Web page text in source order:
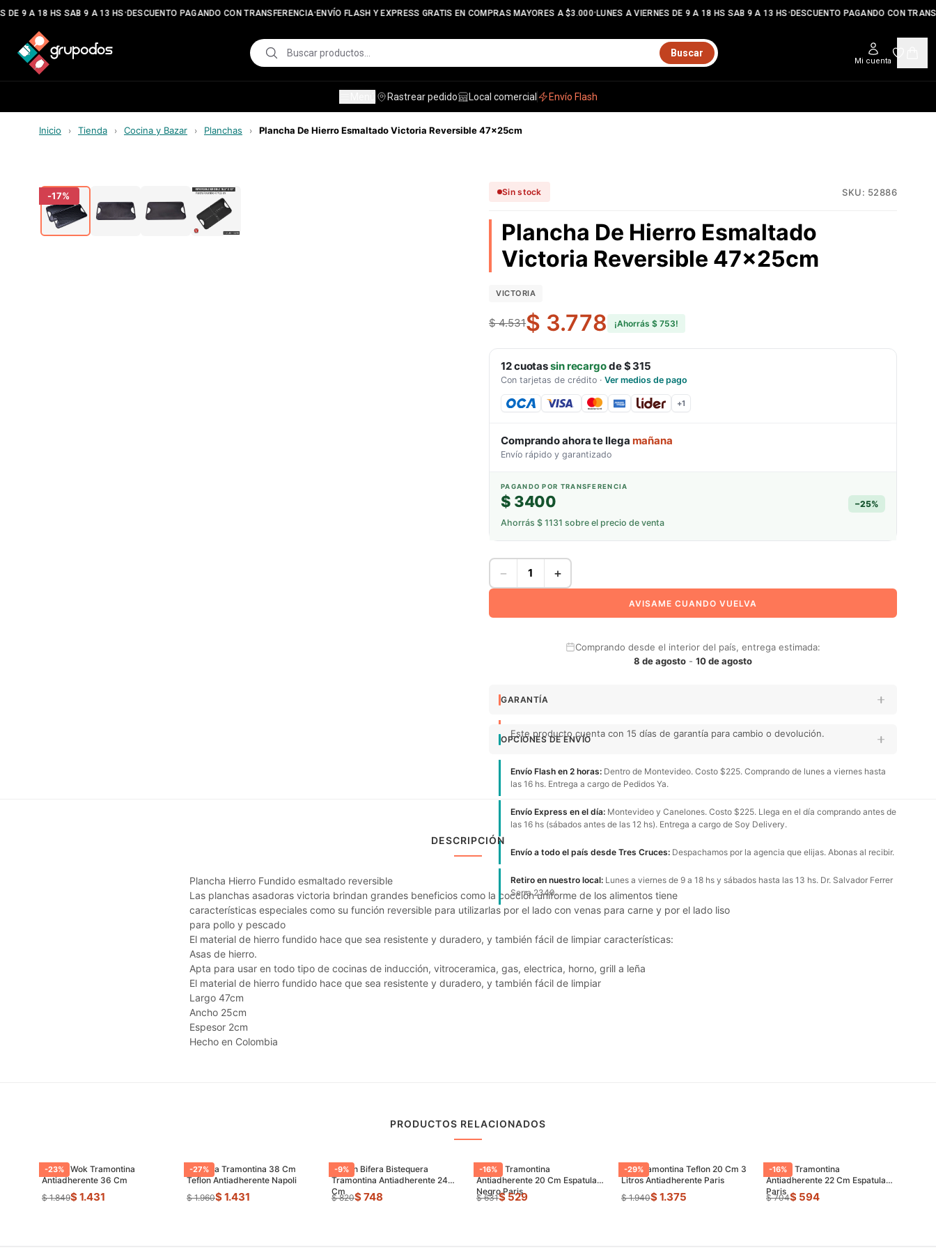
DE 9 A 18 HS SAB 9 A 13 HS•DESCUENTO PAGANDO CON TRANSFERENCIA•ENVÍO FLASH Y EXPRESS GRATIS EN COMPRAS MAYORES A $3.000•LUNES A VIERNES DE 9 A 18 HS SAB 9 A 13 HS•DESCUENTO PAGANDO CON
Buscar
Mi cuenta
Rastrear pedido Local comercial Envío Flash
Inicio › Tienda › Cocina y Bazar › Planchas › Plancha De Hierro Esmaltado Victoria Reversible 47x25cm
-17% Sin stock SKU: 52886
Plancha De Hierro Esmaltado
Victoria Reversible 47x25cm
VICTORIA
$ 4.531$ 3.778 ¡Ahorrás $ 753!
12cuotassin recargode$ 315
Con tarjetas de crédito · Ver medios de pago
+1
Comprando ahora te llega mañana
Envío rápido y garantizado
PAGANDO POR TRANSFERENCIA
$ 3400 −25%
Ahorrás $ 1131 sobre el precio de venta
− +
AVISAME CUANDO VUELVA
Comprando desde el interior del país, entrega estimada:
8 de agosto - 10 de agosto
GARANTÍA
Este producto cuenta con 15 días de garantía para cambio o devolución.
OPCIONES DE ENVÍO
Envío Flash en 2 horas: Dentro de Montevideo. Costo $225. Comprando de lunes a viernes hasta
las 16 hs. Entrega a cargo de Pedidos Ya.
Envío Express en el día: Montevideo y Canelones. Costo $225. Llega en el día comprando antes de
las 16 hs (sábados antes de las 12 hs). Entrega a cargo de Soy Delivery.
Envío a todo el país desde Tres Cruces: Despachamos por la agencia que elijas. Abonas al recibir.
Retiro en nuestro local: Lunes a viernes de 9 a 18 hs y sábados hasta las 13 hs. Dr. Salvador Ferrer
Serra 2340.
DESCRIPCIÓN
Plancha Hierro Fundido esmaltado reversible
Las planchas asadoras victoria brindan grandes beneficios como la cocción uniforme de los alimentos tiene
características especiales como su función reversible para utilizarlas por el lado con venas para carne y por el lado liso
para pollo y pescado
El material de hierro fundido hace que sea resistente y duradero, y también fácil de limpiar características:
Asas de hierro.
Apta para usar en todo tipo de cocinas de inducción, vitroceramica, gas, electrica, horno, grill a leña
El material de hierro fundido hace que sea resistente y duradero, y también fácil de limpiar
Largo 47cm
Ancho 25cm
Espesor 2cm
Hecho en Colombia
PRODUCTOS RELACIONADOS
-23%
Sarten Wok Tramontina
Antiadherente 36 Cm
$ 1.849$ 1.431
-27%
Paellera Tramontina 38 Cm
Teflon Antiadherente Napoli
$ 1.960$ 1.431
-9%
Sarten Bifera Bistequera
Tramontina Antiadherente 24
Cm
$ 820$ 748
-16%
Sarten Tramontina
Antiadherente 20 Cm Espatula
Negro Paris
$ 631$ 529
-29%
Olla Tramontina Teflon 20 Cm 3
Litros Antiadherente Paris
$ 1.940$ 1.375
-16%
Sarten Tramontina
Antiadherente 22 Cm Espatula
Paris
$ 704$ 594